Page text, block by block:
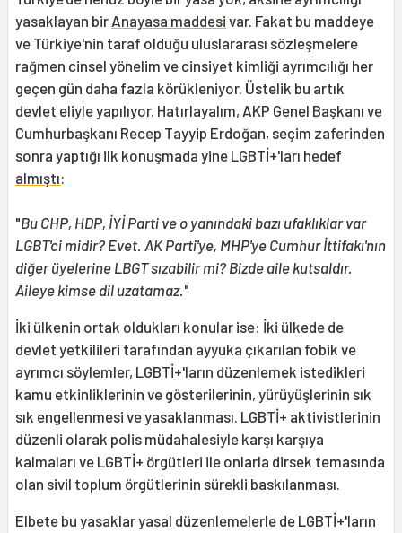
yasaklayan bir Anayasa maddesi var. Fakat bu maddeye
ve Türkiye'nin taraf olduğu uluslararası sözleşmelere
rağmen cinsel yönelim ve cinsiyet kimliği ayrımcılığı her
geçen gün daha fazla körükleniyor. Üstelik bu artık
devlet eliyle yapılıyor. Hatırlayalım, AKP Genel Başkanı ve
Cumhurbaşkanı Recep Tayyip Erdoğan, seçim zaferinden
sonra yaptığı ilk konuşmada yine LGBTİ+'ları hedef
almıştı:
"Bu CHP, HDP, İYİ Parti ve o yanındaki bazı ufaklıklar var
LGBT'ci midir? Evet. AK Parti'ye, MHP'ye Cumhur İttifakı'nın
diğer üyelerine LBGT sızabilir mi? Bizde aile kutsaldır.
Aileye kimse dil uzatamaz."
İki ülkenin ortak oldukları konular ise: İki ülkede de
devlet yetkilileri tarafından ayyuka çıkarılan fobik ve
ayrımcı söylemler, LGBTİ+'ların düzenlemek istedikleri
kamu etkinliklerinin ve gösterilerinin, yürüyüşlerinin sık
sık engellenmesi ve yasaklanması. LGBTİ+ aktivistlerinin
düzenli olarak polis müdahalesiyle karşı karşıya
kalmaları ve LGBTİ+ örgütleri ile onlarla dirsek temasında
olan sivil toplum örgütlerinin sürekli baskılanması.
Elbete bu yasaklar yasal düzenlemelerle de LGBTİ+'ların